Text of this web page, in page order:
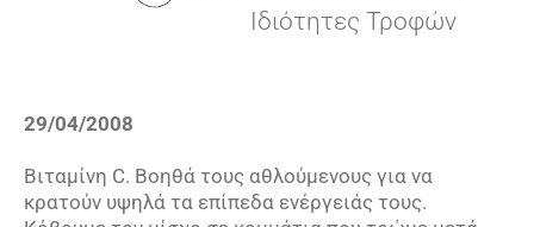
Ιδιότητες Τροφών
29/04/2008
Βιταμίνη C. Βοηθά τους αθλούμενους για να
κρατούν υψηλά τα επίπεδα ενέργειάς τους.